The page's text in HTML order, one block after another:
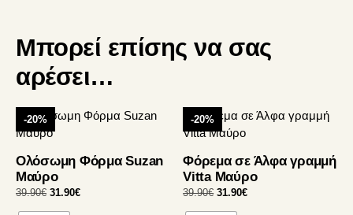
Μπορεί επίσης να σας
αρέσει…
-20%
Ολόσωμη Φόρμα Suzan
Μαύρο
39.90€ Original
31.90€Η
Αυτό
το
έχει
πολλαπλές
-20%
Φόρεμα σε Άλφα γραμμή
Vitta Μαύρο
39.90€ Original
31.90€Η
Αυτό
το
έχει
πολλαπλές